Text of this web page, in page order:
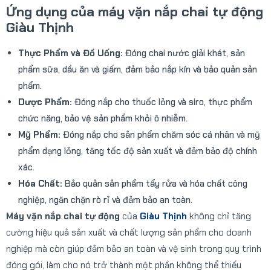
Ứng dụng của máy vặn nắp chai tự động
Giàu Thịnh
Thực Phẩm và Đồ Uống: Đóng chai nước giải khát, sản
phẩm sữa, dầu ăn và giấm, đảm bảo nắp kín và bảo quản sản
phẩm.
Dược Phẩm: Đóng nắp cho thuốc lỏng và siro, thực phẩm
chức năng, bảo vệ sản phẩm khỏi ô nhiễm.
Mỹ Phẩm: Đóng nắp cho sản phẩm chăm sóc cá nhân và mỹ
phẩm dạng lỏng, tăng tốc độ sản xuất và đảm bảo độ chính
xác.
Hóa Chất: Bảo quản sản phẩm tẩy rửa và hóa chất công
nghiệp, ngăn chặn rò rỉ và đảm bảo an toàn.
Máy vặn nắp chai tự động của Giàu Thịnh không chỉ tăng
cường hiệu quả sản xuất và chất lượng sản phẩm cho doanh
nghiệp mà còn giúp đảm bảo an toàn và vệ sinh trong quy trình
đóng gói, làm cho nó trở thành một phần không thể thiếu